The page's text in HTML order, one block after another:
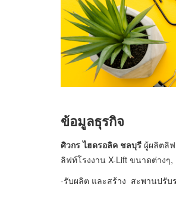
ข้อมูลธุรกิจ
ศิวกร ไฮดรอลิค ชลบุรี ผู้ผลิตลิ
ลิฟท์โรงงาน X-Lift ขนาดต่าง
-รับผลิต และสร้าง สะพานปรับ